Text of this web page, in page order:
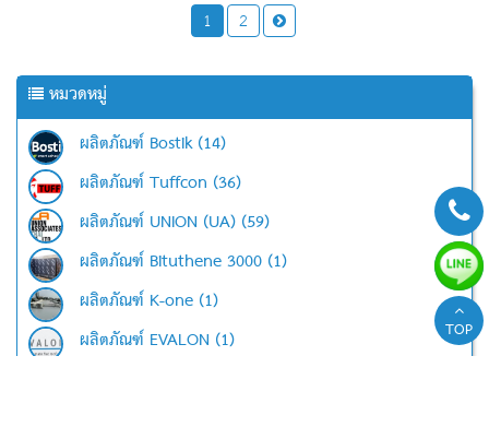
1 2
หมวดหมู่
ผลิตภัณฑ์ Bostik (14)
ผลิตภัณฑ์ Tuffcon (36)
ผลิตภัณฑ์ UNION (UA) (59)
ผลิตภัณฑ์ Bituthene 3000 (1)
ผลิตภัณฑ์ K-one (1)
ผลิตภัณฑ์ EVALON (1)
TOP